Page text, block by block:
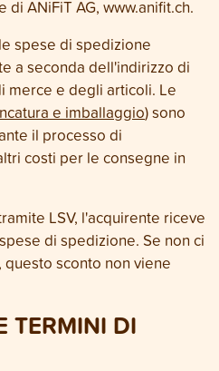
ANiFiT AG, www.anifit.ch.
spese di spedizione
a seconda dell'indirizzo di
merce e degli articoli. Le
e imballaggio) sono
il processo di
costi per le consegne in
LSV, l'acquirente riceve
di spedizione. Se non ci
sconto non viene
TERMINI DI